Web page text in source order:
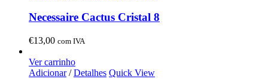
Necessaire Cactus Cristal 8
€13,00 com IVA
Ver carrinho
Adicionar/ Detalhes Quick View